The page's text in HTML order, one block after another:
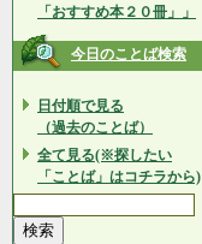
「おすすめ本２０冊」」
今日のことば検索
日付順で見る
（過去のことば）
全て見る(※探したい
「ことば」はコチラから)